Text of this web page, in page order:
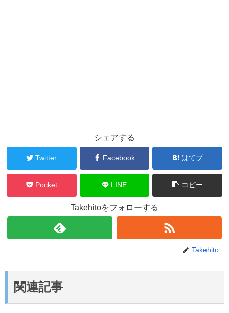
シェアする
Twitter Facebook はてブ
Pocket LINE コピー
Takehitoをフォローする
Takehito
関連記事